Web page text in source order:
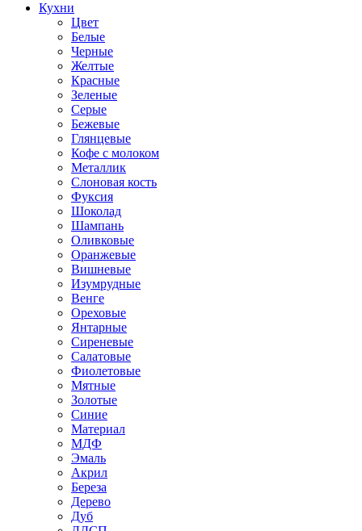
Кухни
Цвет
Белые
Черные
Желтые
Красные
Зеленые
Серые
Бежевые
Глянцевые
Кофе с молоком
Металлик
Слоновая кость
Фуксия
Шоколад
Шампань
Оливковые
Оранжевые
Вишневые
Изумрудные
Венге
Ореховые
Янтарные
Сиреневые
Салатовые
Фиолетовые
Мятные
Золотые
Синие
Материал
МДФ
Эмаль
Акрил
Береза
Дерево
Дуб